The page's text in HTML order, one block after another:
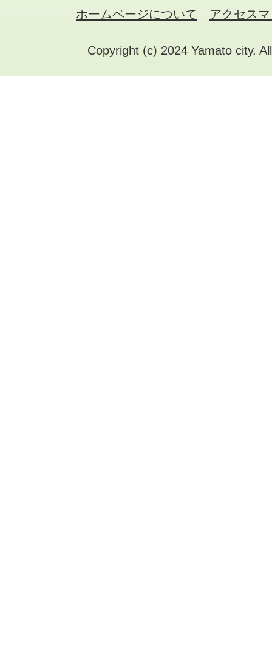
ホームページについて アクセス
Copyright (c) 2024 Yamato city.